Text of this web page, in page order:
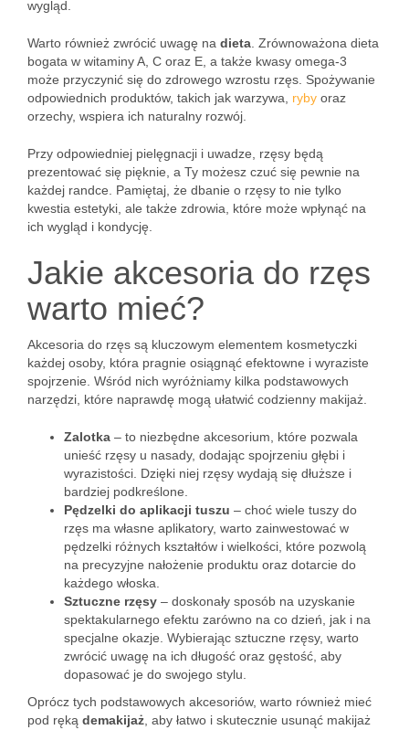
wygląd.
Warto również zwrócić uwagę na dieta . Zrównoważona dieta
bogata w witaminy A, C oraz E, a także kwasy omega-3
może przyczynić się do zdrowego wzrostu rzęs. Spożywanie
odpowiednich produktów, takich jak warzywa, ryby oraz
orzechy, wspiera ich naturalny rozwój.
Przy odpowiedniej pielęgnacji i uwadze, rzęsy będą
prezentować się pięknie, a Ty możesz czuć się pewnie na
każdej randce. Pamiętaj, że dbanie o rzęsy to nie tylko
kwestia estetyki, ale także zdrowia, które może wpłynąć na
ich wygląd i kondycję.
Jakie akcesoria do rzęs
warto mieć?
Akcesoria do rzęs są kluczowym elementem kosmetyczki
każdej osoby, która pragnie osiągnąć efektowne i wyraziste
spojrzenie. Wśród nich wyróżniamy kilka podstawowych
narzędzi, które naprawdę mogą ułatwić codzienny makijaż.
Zalotka – to niezbędne akcesorium, które pozwala
unieść rzęsy u nasady, dodając spojrzeniu głębi i
wyrazistości. Dzięki niej rzęsy wydają się dłuższe i
bardziej podkreślone.
Pędzelki do aplikacji tuszu – choć wiele tuszy do
rzęs ma własne aplikatory, warto zainwestować w
pędzelki różnych kształtów i wielkości, które pozwolą
na precyzyjne nałożenie produktu oraz dotarcie do
każdego włoska.
Sztuczne rzęsy – doskonały sposób na uzyskanie
spektakularnego efektu zarówno na co dzień, jak i na
specjalne okazje. Wybierając sztuczne rzęsy, warto
zwrócić uwagę na ich długość oraz gęstość, aby
dopasować je do swojego stylu.
Oprócz tych podstawowych akcesoriów, warto również mieć
pod ręką demakijaż , aby łatwo i skutecznie usunąć makijaż